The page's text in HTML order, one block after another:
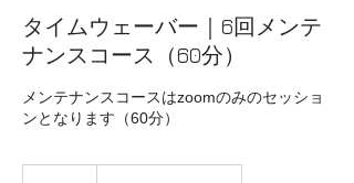
タイムウェーバー｜6回メンテ
ナンスコース（60分）
メンテナンスコースはzoomのみのセッショ
ンとなります（60分）